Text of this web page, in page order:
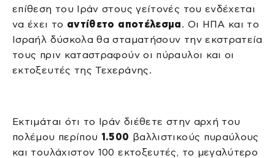
επίθεση του Ιράν στους γείτονές του ενδέχεται
να έχει το αντίθετο αποτέλεσμα. Οι ΗΠΑ και το
Ισραήλ δύσκολα θα σταματήσουν την εκστρατεία
τους πριν καταστραφούν οι πύραυλοι και οι
εκτοξευτές της Τεχεράνης.
Εκτιμάται ότι το Ιράν διέθετε στην αρχή του
πολέμου περίπου 1.500 βαλλιστικούς πυραύλους
και τουλάχιστον 100 εκτοξευτές, το μεγαλύτερο